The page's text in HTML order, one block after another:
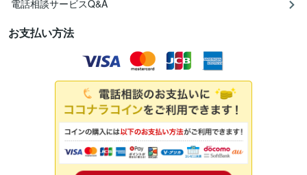
電話相談サービスQ&A
お支払い方法